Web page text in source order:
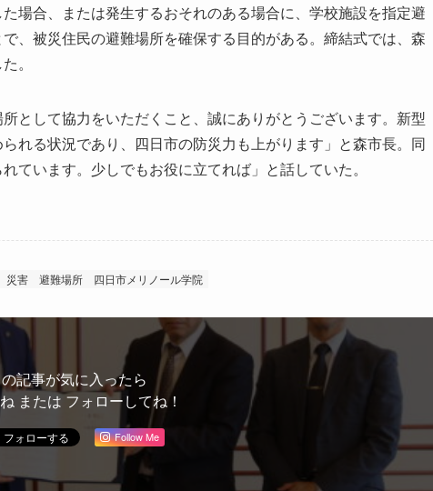
場合、または発生するおそれのある場合に、学校施設を指定避
、被災住民の避難場所を確保する目的がある。締結式では、森
。
として協力をいただくこと、誠にありがとうございます。新型
れる状況であり、四日市の防災力も上がります」と森市長。同
ています。少しでもお役に立てれば」と話していた。
災害 避難場所 四日市メリノール学院
記事が気に入ったら
または フォローしてね！
Follow Me